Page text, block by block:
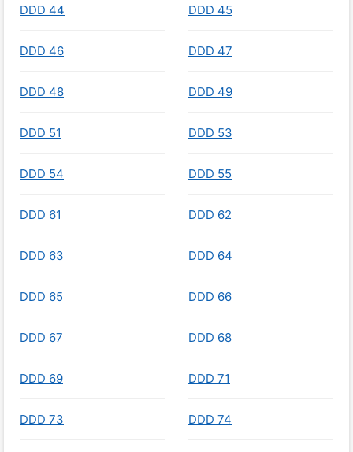
DDD 44 DDD 45
DDD 46 DDD 47
DDD 48 DDD 49
DDD 51 DDD 53
DDD 54 DDD 55
DDD 61 DDD 62
DDD 63 DDD 64
DDD 65 DDD 66
DDD 67 DDD 68
DDD 69 DDD 71
DDD 73 DDD 74